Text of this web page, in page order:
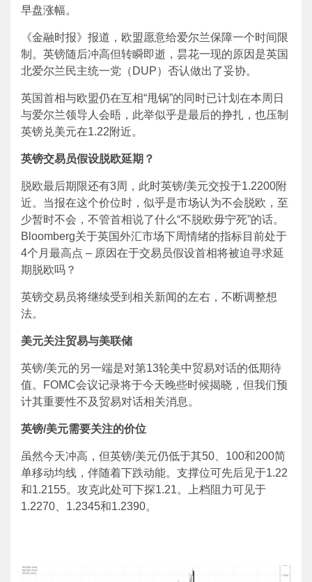
早盘涨幅。
《金融时报》报道，欧盟愿意给爱尔兰保障一个时间限
制。英镑随后冲高但转瞬即逝，昙花一现的原因是英国
北爱尔兰民主统一党（DUP）否认做出了妥协。
英国首相与欧盟仍在互相“甩锅”的同时已计划在本周日
与爱尔兰领导人会晤，此举似乎是最后的挣扎，也压制
英镑兑美元在1.22附近。
英镑交易员假设脱欧延期？
脱欧最后期限还有3周，此时英镑/美元交投于1.2200附
近。当报在这个价位时，似乎是市场认为不会脱欧，至
少暂时不会，不管首相说了什么“不脱欧毋宁死”的话。
Bloomberg关于英国外汇市场下周情绪的指标目前处于
4个月最高点 – 原因在于交易员假设首相将被迫寻求延
期脱欧吗？
英镑交易员将继续受到相关新闻的左右，不断调整想
法。
美元关注贸易与美联储
英镑/美元的另一端是对第13轮美中贸易对话的低期待
值。FOMC会议记录将于今天晚些时候揭晓，但我们预
计其重要性不及贸易对话相关消息。
英镑/美元需要关注的价位
虽然今天冲高，但英镑/美元仍低于其50、100和200简
单移动均线，伴随着下跌动能。支撑位可先后见于1.22
和1.2155。攻克此处可下探1.21。上档阻力可见于
1.2270、1.2345和1.2390。